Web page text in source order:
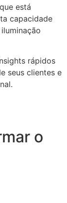
está
capacidade
rápidos
seus clientes e
o